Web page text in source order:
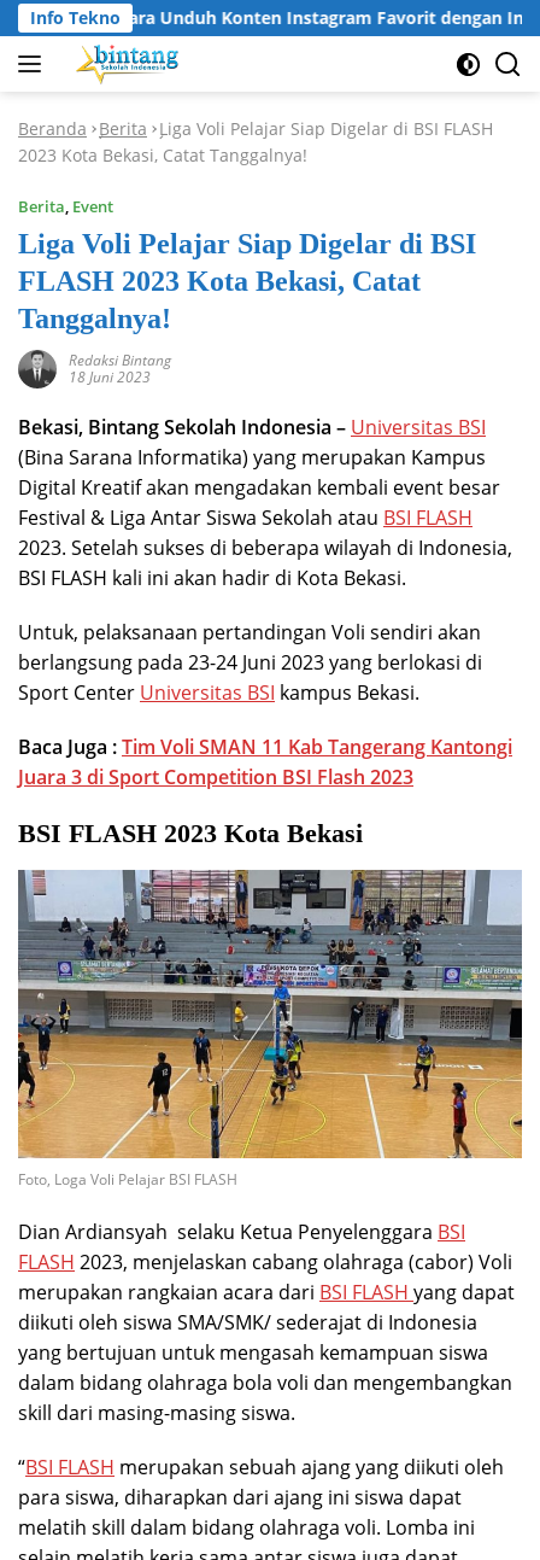
Langsung
ke
konten
Info TeknoCara Unduh Konten Instagram Favorit dengan
Beranda -Berita -Liga Voli Pelajar Siap Digelar di BSI FLASH
2023 Kota Bekasi, Catat Tanggalnya!
Berita, Event
Liga Voli Pelajar Siap Digelar di BSI
FLASH 2023 Kota Bekasi, Catat
Tanggalnya!
Redaksi Bintang
18 Juni 2023
Bekasi, Bintang Sekolah Indonesia – Universitas BSI
(Bina Sarana Informatika) yang merupakan Kampus
Digital Kreatif akan mengadakan kembali event besar
Festival & Liga Antar Siswa Sekolah atau BSI FLASH
2023. Setelah sukses di beberapa wilayah di Indonesia,
BSI FLASH kali ini akan hadir di Kota Bekasi.
Untuk, pelaksanaan pertandingan Voli sendiri akan
berlangsung pada 23-24 Juni 2023 yang berlokasi di
Sport Center Universitas BSI kampus Bekasi.
Baca Juga :Tim Voli SMAN 11 Kab Tangerang Kantongi
Juara 3 di Sport Competition BSI Flash 2023
BSI FLASH 2023 Kota Bekasi
Foto, Loga Voli Pelajar BSI FLASH
Dian Ardiansyah selaku Ketua Penyelenggara BSI
FLASH 2023, menjelaskan cabang olahraga (cabor) Voli
merupakan rangkaian acara dari BSI FLASH yang dapat
diikuti oleh siswa SMA/SMK/ sederajat di Indonesia
yang bertujuan untuk mengasah kemampuan siswa
dalam bidang olahraga bola voli dan mengembangkan
skill dari masing-masing siswa.
“BSI FLASH merupakan sebuah ajang yang diikuti oleh
para siswa, diharapkan dari ajang ini siswa dapat
melatih skill dalam bidang olahraga voli. Lomba ini